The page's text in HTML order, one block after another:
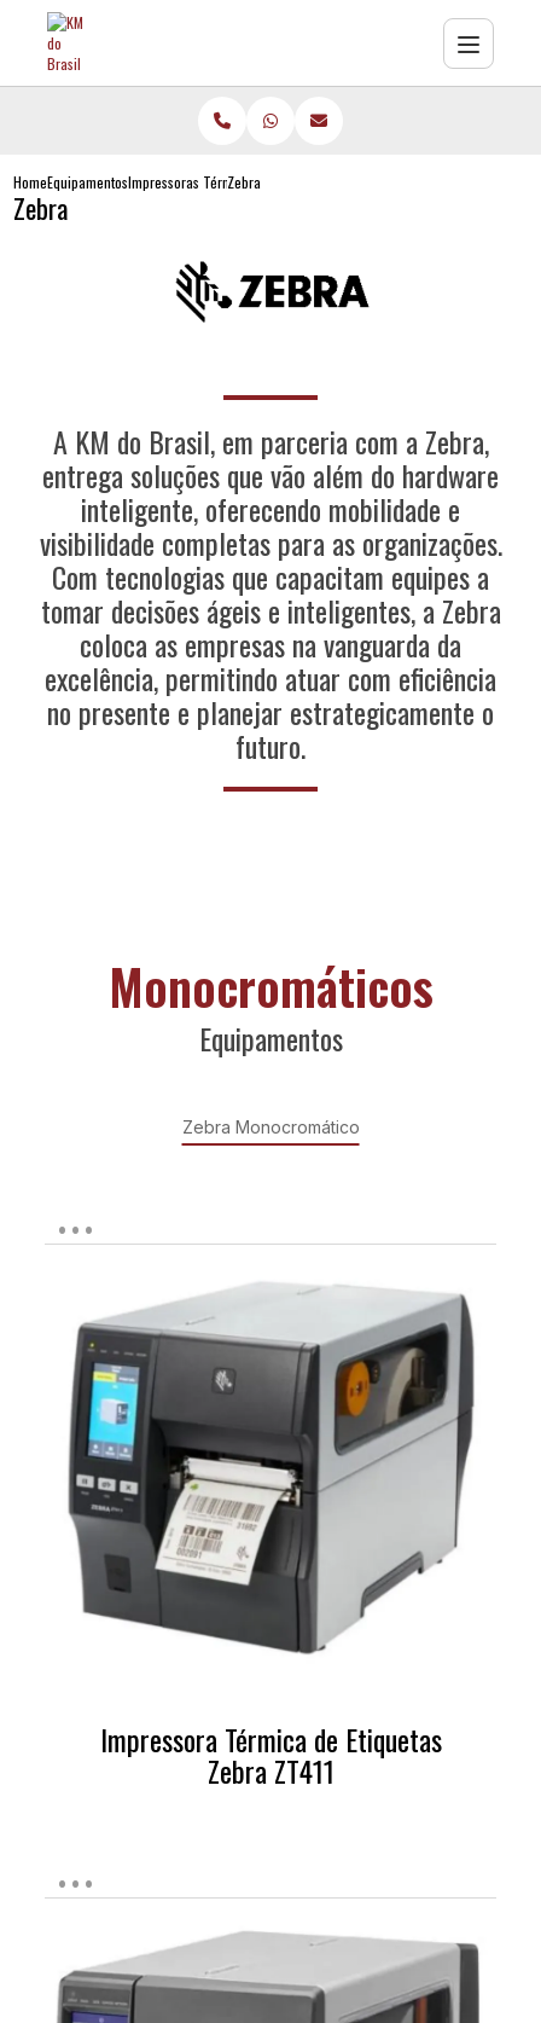
HomeEquipamentosImpressoras Térmicas
Zebra
Zebra
A KM do Brasil, em parceria com a Zebra,
entrega soluções que vão além do hardware
inteligente, oferecendo mobilidade e
visibilidade completas para as organizações.
Com tecnologias que capacitam equipes a
tomar decisões ágeis e inteligentes, a Zebra
coloca as empresas na vanguarda da
excelência, permitindo atuar com eficiência
no presente e planejar estrategicamente o
futuro.
Monocromáticos
Equipamentos
Zebra Monocromático
Impressora Térmica de Etiquetas
Zebra ZT411